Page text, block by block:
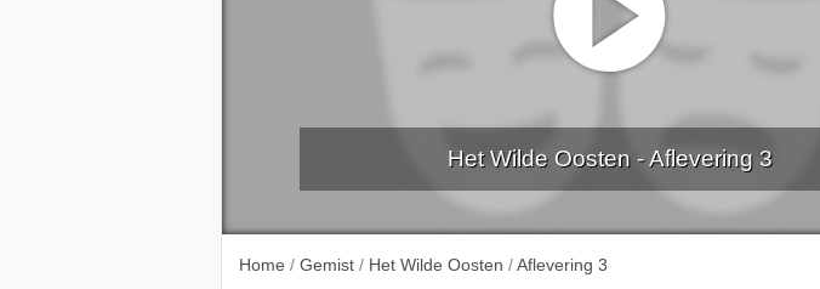
Het Wilde Oosten - Aflevering 3
Home / Gemist / Het Wilde Oosten / Aflevering 3